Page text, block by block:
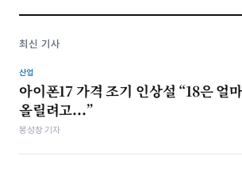
최신 기사
산업
아이폰17 가격 조기 인상설 “18은 얼
올릴려고...”
봉성창 기자